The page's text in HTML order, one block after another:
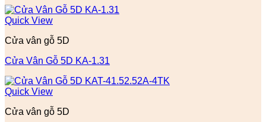
Quick View
Cửa vân gỗ 5D
Cửa Vân Gỗ 5D KA-1.31
Quick View
Cửa vân gỗ 5D